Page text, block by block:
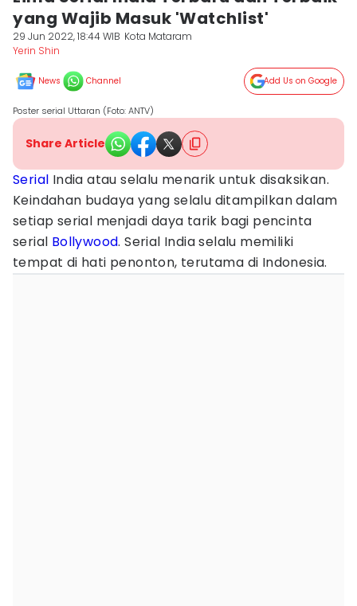
yang Wajib Masuk 'Watchlist'
29 Jun 2022, 18:44 WIB Kota Mataram
Yerin Shin
News Channel Add Us on Google
Poster serial Uttaran (Foto: ANTV)
Share Article
Serial India atau selalu menarik untuk disaksikan.
Keindahan budaya yang selalu ditampilkan dalam
setiap serial menjadi daya tarik bagi pencinta
serial Bollywood. Serial India selalu memiliki
tempat di hati penonton, terutama di Indonesia.